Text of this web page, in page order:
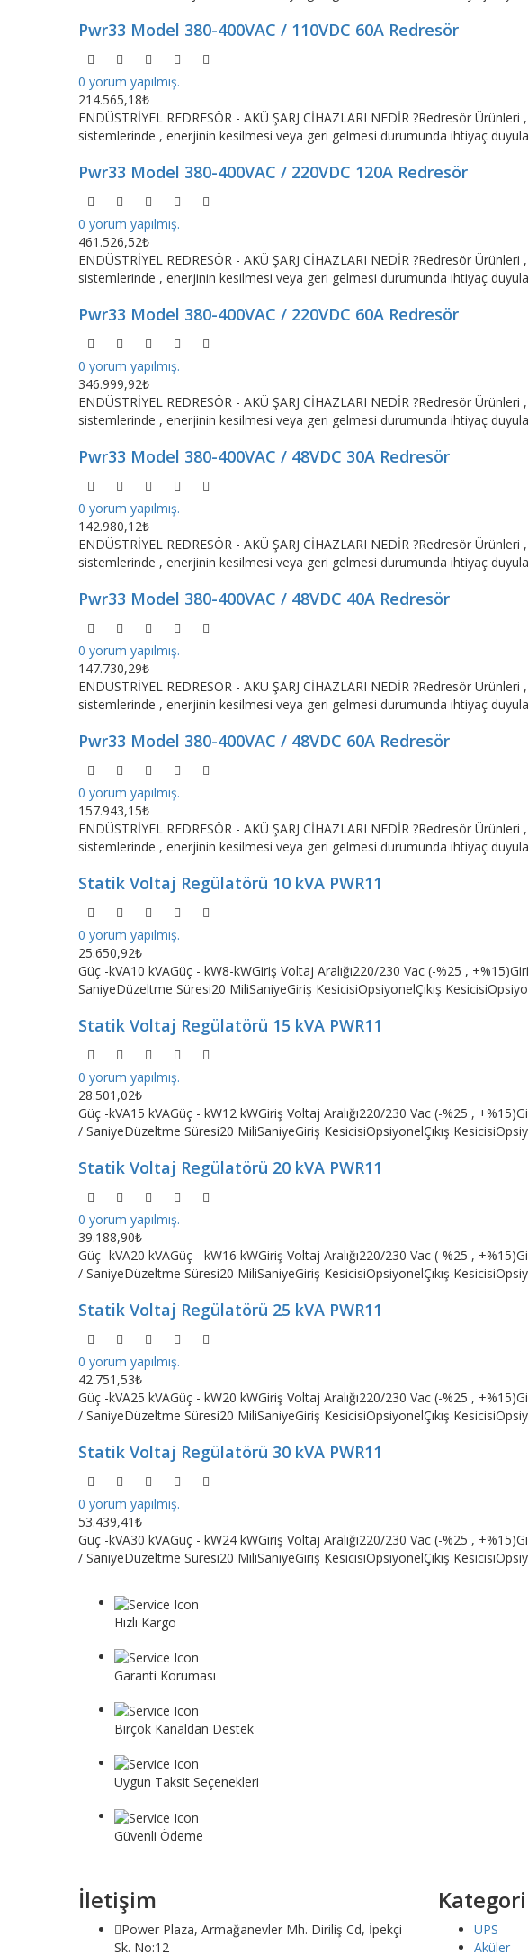
Pwr33 Model 380-400VAC / 110VDC 60A Redresör
0 yorum yapılmış.
214.565,18₺
ENDÜSTRİYEL REDRESÖR - AKÜ ŞARJ CİHAZLARI NEDİR ?Redresör
sistemlerinde , enerjinin kesilmesi veya geri gelmesi durumunda ihtiyaç
Pwr33 Model 380-400VAC / 220VDC 120A Redresör
0 yorum yapılmış.
461.526,52₺
ENDÜSTRİYEL REDRESÖR - AKÜ ŞARJ CİHAZLARI NEDİR ?Redresör
sistemlerinde , enerjinin kesilmesi veya geri gelmesi durumunda ihtiyaç
Pwr33 Model 380-400VAC / 220VDC 60A Redresör
0 yorum yapılmış.
346.999,92₺
ENDÜSTRİYEL REDRESÖR - AKÜ ŞARJ CİHAZLARI NEDİR ?Redresör
sistemlerinde , enerjinin kesilmesi veya geri gelmesi durumunda ihtiyaç
Pwr33 Model 380-400VAC / 48VDC 30A Redresör
0 yorum yapılmış.
142.980,12₺
ENDÜSTRİYEL REDRESÖR - AKÜ ŞARJ CİHAZLARI NEDİR ?Redresör
sistemlerinde , enerjinin kesilmesi veya geri gelmesi durumunda ihtiyaç
Pwr33 Model 380-400VAC / 48VDC 40A Redresör
0 yorum yapılmış.
147.730,29₺
ENDÜSTRİYEL REDRESÖR - AKÜ ŞARJ CİHAZLARI NEDİR ?Redresör
sistemlerinde , enerjinin kesilmesi veya geri gelmesi durumunda ihtiyaç
Pwr33 Model 380-400VAC / 48VDC 60A Redresör
0 yorum yapılmış.
157.943,15₺
ENDÜSTRİYEL REDRESÖR - AKÜ ŞARJ CİHAZLARI NEDİR ?Redresör
sistemlerinde , enerjinin kesilmesi veya geri gelmesi durumunda ihtiyaç
Statik Voltaj Regülatörü 10 kVA PWR11
0 yorum yapılmış.
25.650,92₺
Güç -kVA10 kVAGüç - kW8-kWGiriş Voltaj Aralığı220/230 Vac (-%25 ,
SaniyeDüzeltme Süresi20 MiliSaniyeGiriş KesicisiOpsiyonelÇıkış
Statik Voltaj Regülatörü 15 kVA PWR11
0 yorum yapılmış.
28.501,02₺
Güç -kVA15 kVAGüç - kW12 kWGiriş Voltaj Aralığı220/230 Vac (-%25 ,
/ SaniyeDüzeltme Süresi20 MiliSaniyeGiriş KesicisiOpsiyonelÇıkış
Statik Voltaj Regülatörü 20 kVA PWR11
0 yorum yapılmış.
39.188,90₺
Güç -kVA20 kVAGüç - kW16 kWGiriş Voltaj Aralığı220/230 Vac (-%25 ,
/ SaniyeDüzeltme Süresi20 MiliSaniyeGiriş KesicisiOpsiyonelÇıkış
Statik Voltaj Regülatörü 25 kVA PWR11
0 yorum yapılmış.
42.751,53₺
Güç -kVA25 kVAGüç - kW20 kWGiriş Voltaj Aralığı220/230 Vac (-%25 ,
/ SaniyeDüzeltme Süresi20 MiliSaniyeGiriş KesicisiOpsiyonelÇıkış
Statik Voltaj Regülatörü 30 kVA PWR11
0 yorum yapılmış.
53.439,41₺
Güç -kVA30 kVAGüç - kW24 kWGiriş Voltaj Aralığı220/230 Vac (-%25 ,
/ SaniyeDüzeltme Süresi20 MiliSaniyeGiriş KesicisiOpsiyonelÇıkış
Hızlı Kargo
Garanti Koruması
Birçok Kanaldan Destek
Uygun Taksit Seçenekleri
Güvenli Ödeme
İletişim
Power Plaza, Armağanevler Mh. Diriliş Cd, İpekçi
Sk. No:12
UPS
Aküler